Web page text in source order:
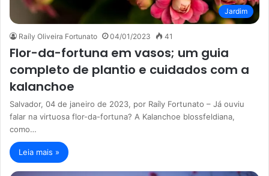
Jardim
Raíly Oliveira Fortunato 04/01/2023 41
Flor-da-fortuna em vasos; um guia
completo de plantio e cuidados com a
kalanchoe
Salvador, 04 de janeiro de 2023, por Raíly Fortunato – Já ouviu
falar na virtuosa flor-da-fortuna? A Kalanchoe blossfeldiana,
como…
Leia mais »